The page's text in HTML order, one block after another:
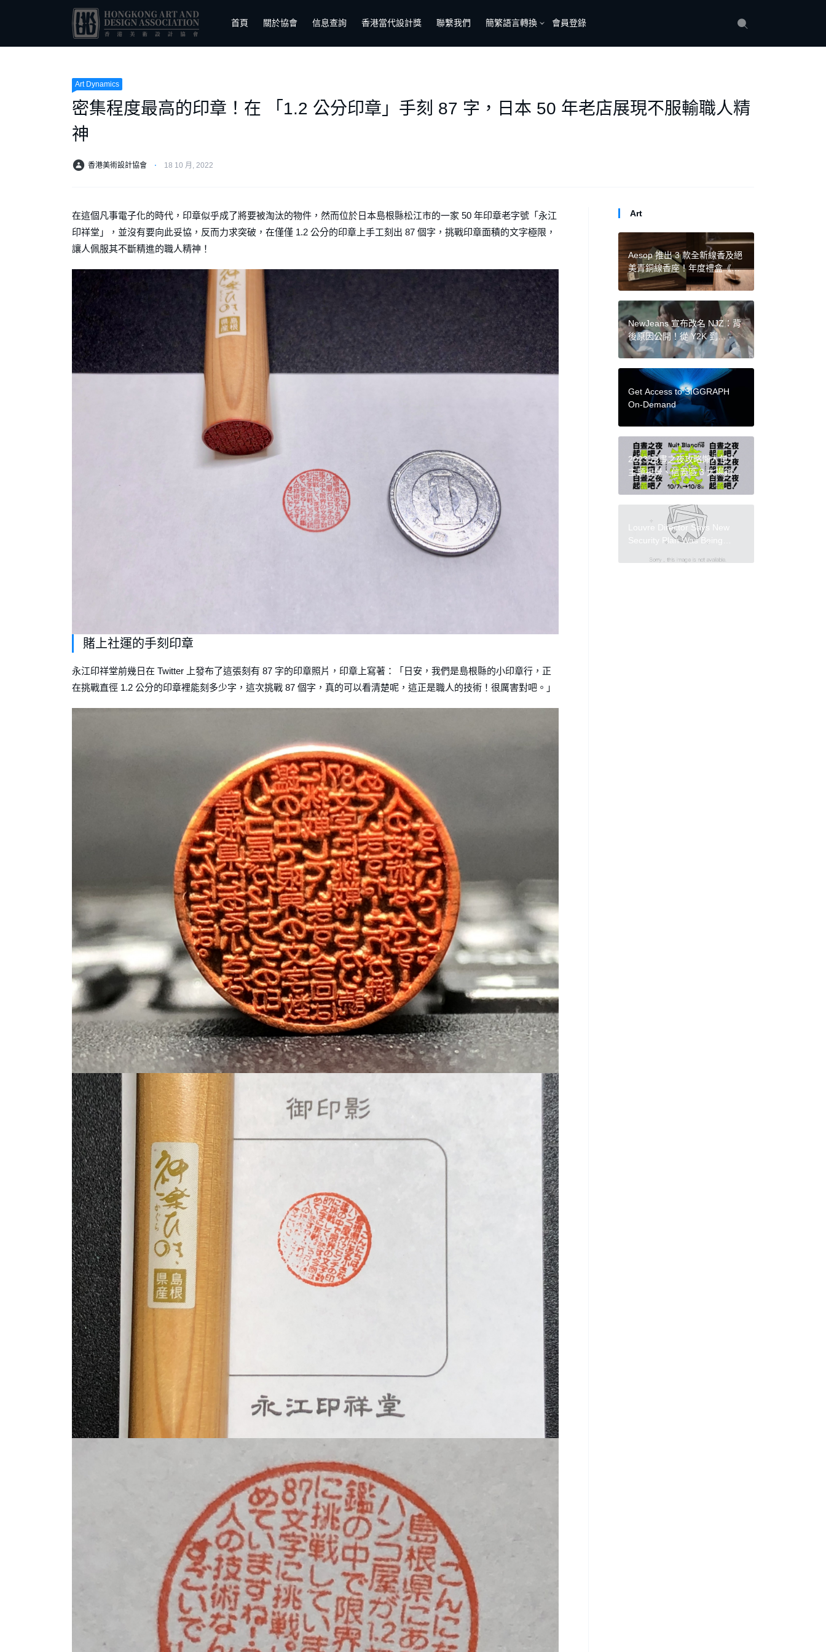
首頁 關於協會 信息查詢 香港當代設計獎 聯繫我們 簡繁語言轉換 會員登錄
Art Dynamics
密集程度最高的印章！在 「1.2 公分印章」手刻 87 字，日本 50 年老店展現不服輸職人精
神
香港美術設計協會 ⋅ 18 10 月, 2022
在這個凡事電子化的時代，印章似乎成了將要被淘汰的物件，然而位於日本島根縣松江市的一家 50 年印章老字號「永江
印祥堂」，並沒有要向此妥協，反而力求突破，在僅僅 1.2 公分的印章上手工刻出 87 個字，挑戰印章面積的文字極限，
讓人佩服其不斷精進的職人精神！
賭上社運的手刻印章
永江印祥堂前幾日在 Twitter 上發布了這張刻有 87 字的印章照片，印章上寫著：「日安，我們是島根縣的小印章行，正
在挑戰直徑 1.2 公分的印章裡能刻多少字，這次挑戰 87 個字，真的可以看清楚呢，這正是職人的技術！很厲害對吧。」
Art
Aesop 推出 3 款全新線香及絕
美青銅線香座！年度禮盒《詩
意之所》同步登場
NewJeans 宣布改名 NJZ：背
後原因公開！從 Y2K 到
Y3K，跳脫清新少女感進化強
Get Access to SIGGRAPH
On-Demand
2023 白晝之夜攻略懶人包！
主題視覺、信義區 3 大場館、
6 大主題與 9 件亮點作品一次
掌握
Louvre Director Says New
Security Plan Was Being
Before Heist